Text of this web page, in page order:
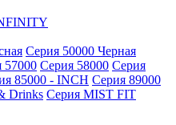
Серия 50000 Черная
57000 Серия 58000 Серия
85000 - INCH Серия 89000
Drinks Серия MIST FIT